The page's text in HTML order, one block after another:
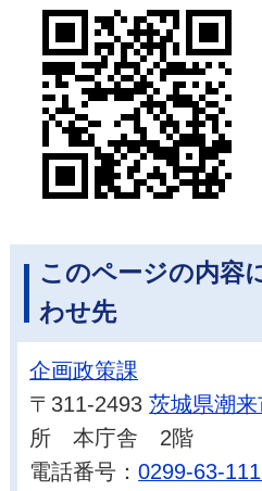
このページの内容
わせ先
企画政策課
〒311-2493茨城県潮
所 本庁舎 2階
電話番号：0299-63-